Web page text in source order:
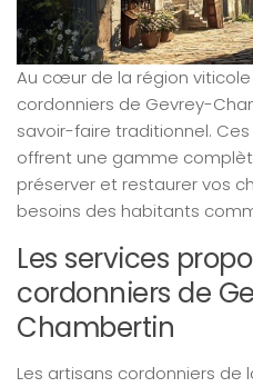
Au cœur de la région
cordonniers de Gevrey-
savoir-faire traditionnel.
offrent une gamme
préserver et restaurer vos
besoins des habitants
Les services
cordonniers de
Chambertin
Les artisans cordonniers